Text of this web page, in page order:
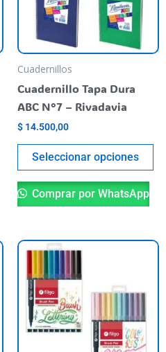
Cuadernillos
Cuadernillo Tapa Dura
ABC N°7 – Rivadavia
$ 14.500,00
Seleccionar opciones
se
Comprar por WhatsApp
Este
varias
variantes.